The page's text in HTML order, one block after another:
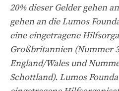
20% dieser Gelder gehen
gehen an die Lumos
eine eingetragene
Großbritannien (Nummer
England/Wales und
Schottland). Lumos